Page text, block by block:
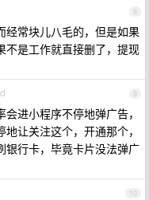
8
经常块儿八毛的，但是如果
不是工作就直接删了，提现
9
进小程序不停地弹广告，
让关注这个，开通那个，
银行卡，毕竟卡片没法弹广
10